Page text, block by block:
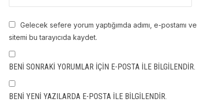
Gelecek sefere yorum yaptığımda adımı, e-postamı ve
sitemi bu tarayıcıda kaydet.
BENI SONRAKI YORUMLAR IÇIN E-POSTA ILE BILGILENDIR.
BENI YENI YAZILARDA E-POSTA ILE BILGILENDIR.